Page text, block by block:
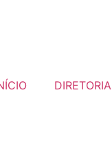
DIRETORIA